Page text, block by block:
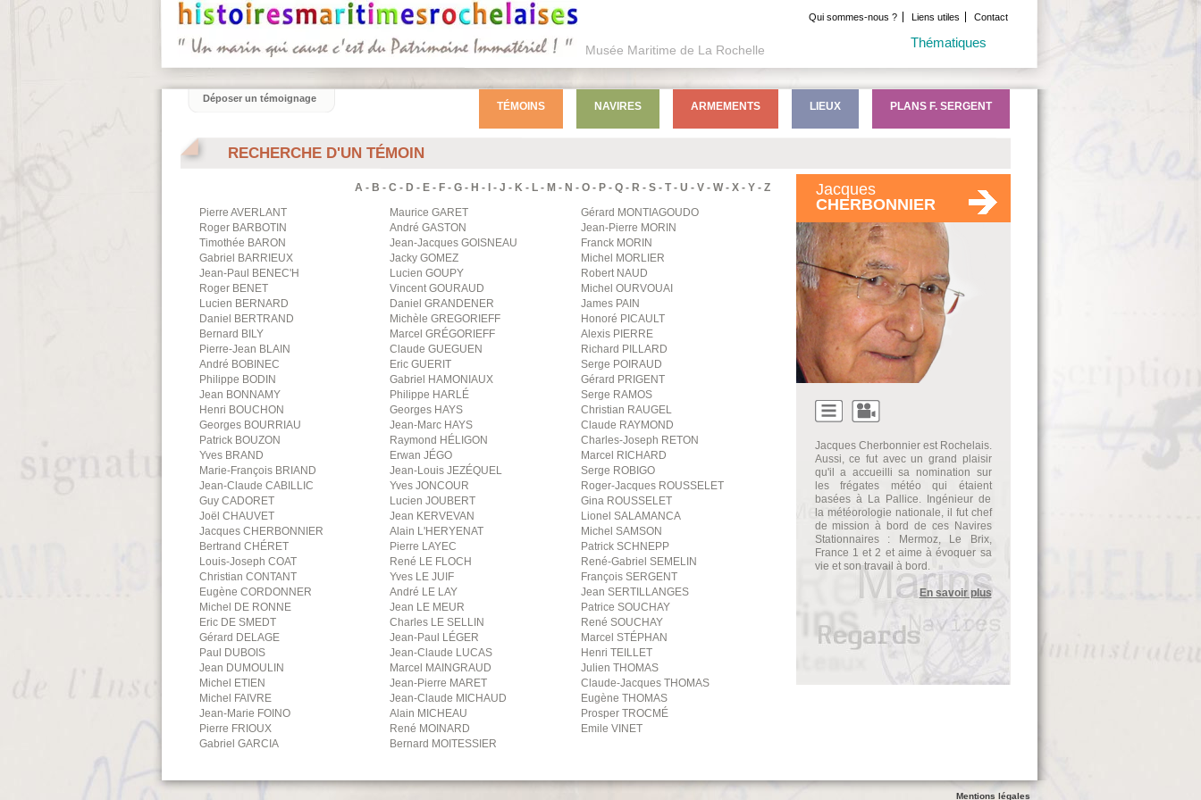
Musée Maritime de La Rochelle
Qui sommes-nous ? Liens utiles Contact
Thématiques
RECHERCHE D'UN TÉMOIN
A- B - C - D - E- F- G- H - - J - K- L- M - N - O- P- Q- R - S- T- U - V- W- X- Y- Z
Jacques
CHERBONNIER
Jacques Cherbonnier est Rochelais.
Aussi, ce fut avec un grand plaisir
qu'il a accueilli sa nomination sur
les frégates météo qui étaient
basées à La Pallice. Ingénieur de
la météorologie nationale, il fut chef
de mission à bord de ces Navires
Stationnaires : Mermoz, Le Brix,
France 1 et 2 et aime à évoquer sa
vie et son travail à bord.
En savoir plus
Pierre AVERLANT Maurice GARET Gérard MONTIAGOUDO
Roger BARBOTIN André GASTON Jean-Pierre MORIN
Timothée BARON Jean-Jacques GOISNEAU Franck MORIN
Gabriel
BARRIEUX Jacky GOMEZ Michel
MORLIER
Jean-Paul
BENEC'H Lucien GOUPY Robert NAUD
Roger BENET VincentGOURAUD Michel OURVOUAI
Lucien BERNARD Daniel GRANDENER James PAIN
Daniel
BERTRAND Michèle GREGORIEFF Honoré PICAULT
Bernard BILY Marcel GRÉGORIEFF Alexis PIERRE
Pierre-Jean BLAIN Claude GUEGUEN Richard PILLARD
André BOBINEC Eric GUERIT Serge POIRAUD
Philippe BODIN Gabriel HAMONIAUX Gérard PRIGENT
Jean BONNAMY Philippe HARLÉ Serge RAMOS
Henri BOUCHON Georges HAYS Christian RAUGEL
Georges BOURRIAU Jean-Marc HAYS Claude RAYMOND
Patrick BOUZON Raymond HÉLIGON Charles-Joseph RETON
Yves BRAND Erwan JÉGO Marcel
RICHARD
Marie-François BRIAND Jean-Louis JEZÉQUEL Serge ROBIGO
Jean-Claude CABILLIC Yves JONCOUR Roger-Jacques ROUSSELET
Guy CADORET Lucien JOUBERT Gina ROUSSELET
Joël CHAUVET Jean KERVEVAN Lionel SALAMANCA
Jacques CHERBONNIER Alain L'HERYENAT Michel SAMSON
Bertrand CHÉRET Pierre LAYEC Patrick SCHNEPP
Louis-Joseph COAT René LE FLOCH René-Gabriel SEMELIN
Christian CONTANT Yves LE JUIF François SERGENT
Eugène CORDONNER André LE LAY Jean SERTILLANGES
Michel
DE RONNE Jean LE MEUR Patrice SOUCHAY
Eric DE SMEDT Charles LE SELLIN René SOUCHAY
Gérard DELAGE Jean-Paul LÉGER Marcel STÉPHAN
Paul
DUBOIS Jean-Claude LUCAS Henri TEILLET
Jean DUMOULIN Marcel MAINGRAUD Julien THOMAS
Michel
ETIEN Jean-Pierre MARET Claude-Jacques THOMAS
Michel
FAIVRE Jean-Claude MICHAUD Eugène THOMAS
Jean-Marie FOINO Alain MICHEAU Prosper TROCMÉ
Pierre FRIOUX René MOINARD Emile VINET
Gabriel GARCIA Bernard MOITESSIER
TÉMOINS NAVIRES ARMEMENTS LIEUX PLANS F. SERGENT
Déposer un témoignage
Mentions légales